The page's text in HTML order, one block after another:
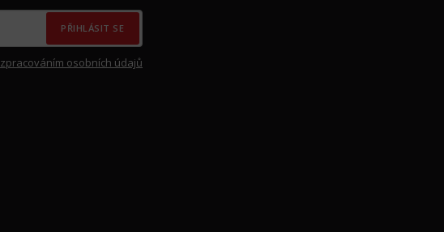
PŘIHLÁSIT SE
zpracováním osobních údajů